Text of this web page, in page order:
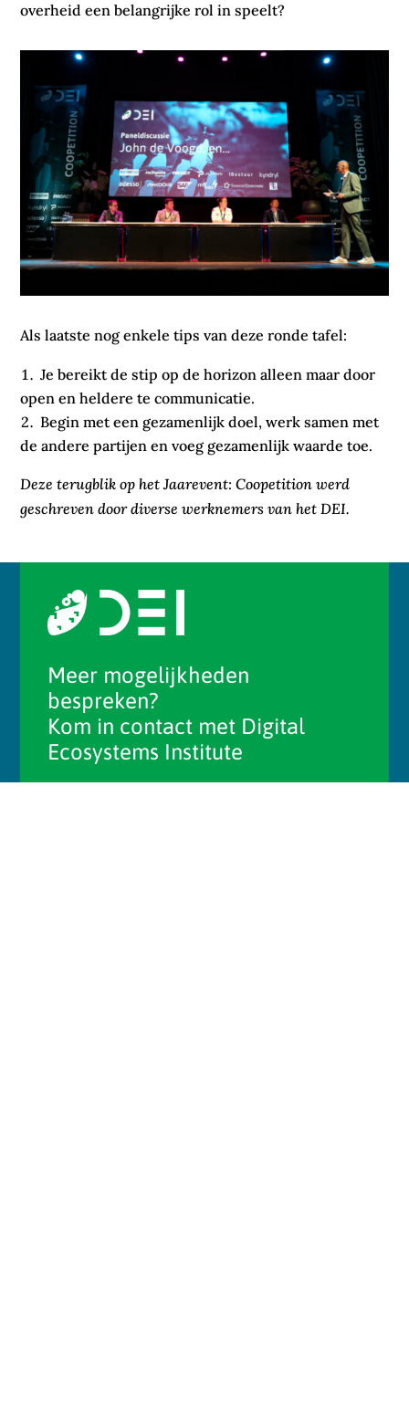
overheid een belangrijke rol in speelt?
Als laatste nog enkele tips van deze ronde tafel:
Je bereikt de stip op de horizon alleen maar door
open en heldere te communicatie.
Begin met een gezamenlijk doel, werk samen met
de andere partijen en voeg gezamenlijk waarde toe.
Deze terugblik op het Jaarevent: Coopetition werd
geschreven door diverse werknemers van het DEI.
Meer mogelijkheden
bespreken?
Kom in contact met Digital
Ecosystems Institute